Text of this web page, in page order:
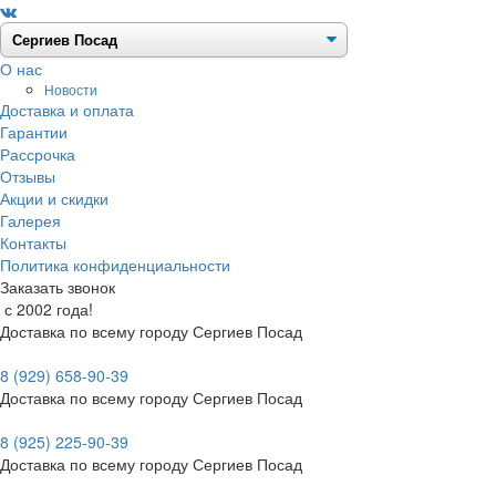
О нас
Новости
Доставка и оплата
Гарантии
Рассрочка
Отзывы
Акции и скидки
Галерея
Контакты
Политика конфиденциальности
Заказать звонок
с 2002 года!
Доставка по всему городу Сергиев Посад
8 (929) 658-90-39
Доставка по всему городу Сергиев Посад
8 (925) 225-90-39
Доставка по всему городу Сергиев Посад